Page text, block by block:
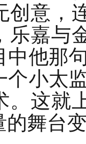
创意，
乐嘉与
中他那
个小太
。这就
舞台